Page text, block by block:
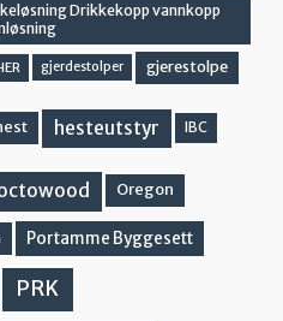
Drikkekopp vannkopp
gjerdestolper gjerestolpe
hesteutstyr IBC
Oregon
Portamme Byggesett
PRK